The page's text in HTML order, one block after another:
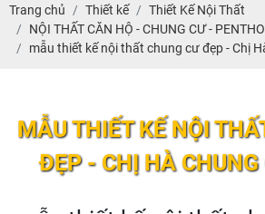
Trang chủ Thiết kế
Thiết Kế Nội Thất
NỘI THẤT CĂN HỘ - CHUNG CƯ -
mẫu thiết kế nội thất chung cư đẹp - Chị
MẪU THIẾT KẾ NỘI
ĐẸP - CHỊ HÀ